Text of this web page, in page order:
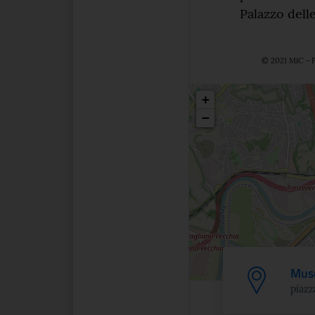
Palazzo
© 2021 MiC -
+
−